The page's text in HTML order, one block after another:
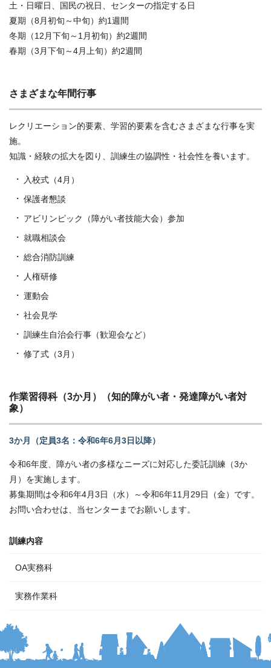
土・日曜日、国民の祝日、センターの指定する日
夏期（8月初旬～中旬）約1週間
冬期（12月下旬～1月初旬）約2週間
春期（3月下旬～4月上旬）約2週間
さまざまな年間行事
レクリエーション的要素、学習的要素を含むさまざまな行事を実
施。
知識・経験の拡大を図り、訓練生の協調性・社会性を養います。
入校式（4月）
保護者懇談
アビリンピック（障がい者技能大会）参加
就職相談会
総合消防訓練
人権研修
運動会
社会見学
訓練生自治会行事（歓迎会など）
修了式（3月）
作業習得科（3か月）（知的障がい者・発達障がい者対
象）
3か月（定員3名：令和6年6月3日以降）
令和6年度、障がい者の多様なニーズに対応した委託訓練（3か
月）を実施します。
募集期間は令和6年4月3日（水）～令和6年11月29日（金）です。
お問い合わせは、当センターまでお願いします。
訓練内容
OA実務科
実務作業科